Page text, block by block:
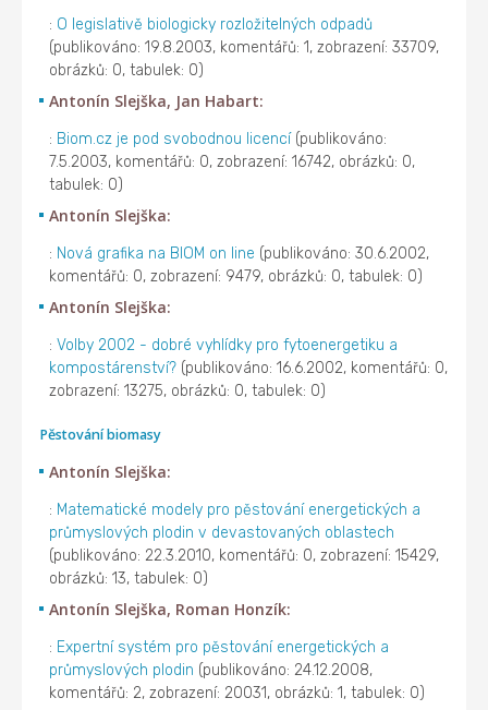
: O legislativě biologicky rozložitelných odpadů
(publikováno: 19.8.2003, komentářů: 1, zobrazení: 33709,
obrázků: 0, tabulek: 0)
Antonín Slejška, Jan Habart:
: Biom.cz je pod svobodnou licencí(publikováno:
7.5.2003, komentářů: 0, zobrazení: 16742, obrázků: 0,
tabulek: 0)
Antonín Slejška:
: Nová grafika na BIOM on line (publikováno: 30.6.2002,
komentářů: 0, zobrazení: 9479, obrázků: 0, tabulek: 0)
Antonín Slejška:
:Volby 2002 - dobré vyhlídky pro fytoenergetiku a
kompostárenství? (publikováno: 16.6.2002, komentářů: 0,
zobrazení: 13275, obrázků: 0, tabulek: 0)
Pěstování biomasy
Antonín Slejška:
: Matematické modely pro pěstování energetických a
průmyslových plodin v devastovaných oblastech
(publikováno: 22.3.2010, komentářů: 0, zobrazení: 15429,
obrázků: 13, tabulek: 0)
Antonín Slejška, Roman Honzík:
: Expertní systém pro pěstování energetických a
průmyslových plodin (publikováno: 24.12.2008,
komentářů: 2, zobrazení: 20031, obrázků: 1, tabulek: 0)